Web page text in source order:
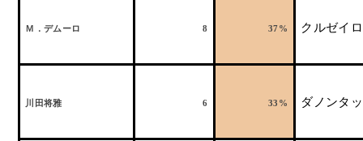
Ｍ．デムーロ 8 37% クルゼイ
川田将雅 6 33% ダノンタ